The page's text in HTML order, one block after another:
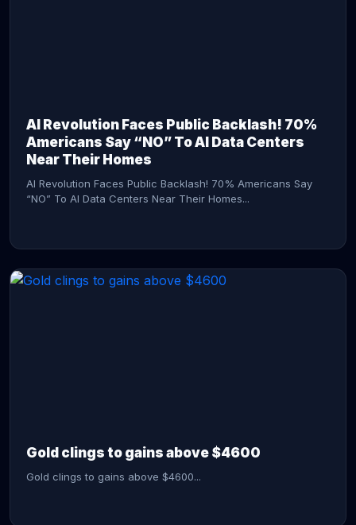
AI Revolution Faces Public Backlash! 70%
Americans Say “NO” To AI Data Centers
Near Their Homes
AI Revolution Faces Public Backlash! 70% Americans Say
“NO” To AI Data Centers Near Their Homes...
Gold clings to gains above $4600
Gold clings to gains above $4600...